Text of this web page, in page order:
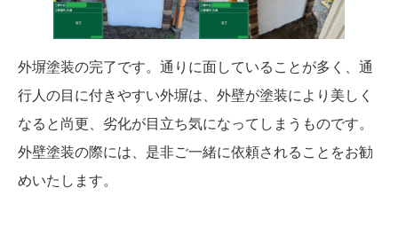
外塀塗装の完了です。通りに面していることが多く、通
行人の目に付きやすい外塀は、外壁が塗装により美しく
なると尚更、劣化が目立ち気になってしまうものです。
外壁塗装の際には、是非ご一緒に依頼されることをお勧
めいたします。